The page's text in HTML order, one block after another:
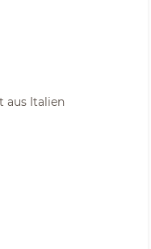
aus Italien